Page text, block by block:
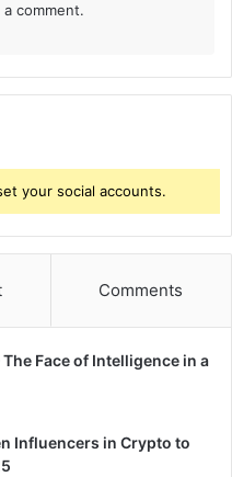
comment.
your social accounts.
Comments
Face of Intelligence in a
Influencers in Crypto to